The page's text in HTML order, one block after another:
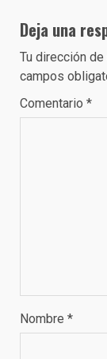
Deja una
Tu dirección
campos
Comentario *
Nombre *